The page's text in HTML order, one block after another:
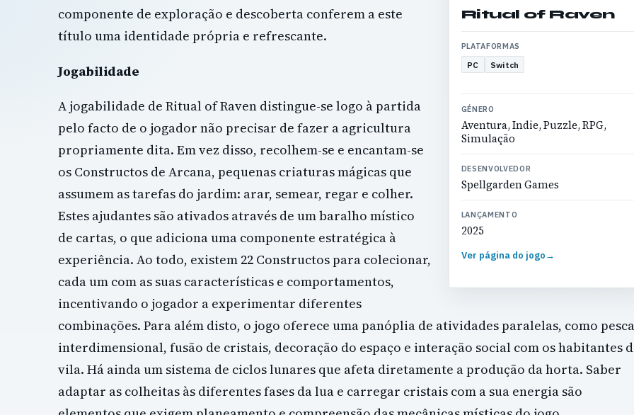
Ritual of Raven
PLATAFORMAS
PC Switch
GÉNERO
Aventura, Indie, Puzzle, RPG,
Simulação
DESENVOLVEDOR
Spellgarden Games
LANÇAMENTO
2025
Ver página do jogo→
componente de exploração e descoberta conferem a este
título uma identidade própria e refrescante.
Jogabilidade
A jogabilidade de Ritual of Raven distingue-se logo à partida
pelo facto de o jogador não precisar de fazer a agricultura
propriamente dita. Em vez disso, recolhem-se e encantam-se
os Constructos de Arcana, pequenas criaturas mágicas que
assumem as tarefas do jardim: arar, semear, regar e colher.
Estes ajudantes são ativados através de um baralho místico
de cartas, o que adiciona uma componente estratégica à
experiência. Ao todo, existem 22 Constructos para colecionar,
cada um com as suas características e comportamentos,
incentivando o jogador a experimentar diferentes
combinações. Para além disto, o jogo oferece uma panóplia de atividades paralelas, como pesca
interdimensional, fusão de cristais, decoração do espaço e interação social com os habitantes
vila. Há ainda um sistema de ciclos lunares que afeta diretamente a produção da horta. Saber
adaptar as colheitas às diferentes fases da lua e carregar cristais com a sua energia são